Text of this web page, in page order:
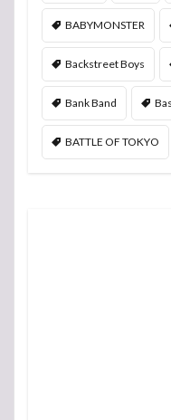
BABYMONSTER
Backstreet Boys
Bank Band
BATTLE OF TOKYO